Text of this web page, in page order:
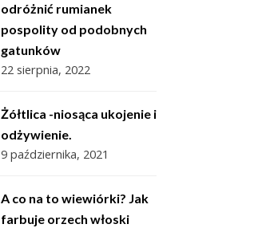
odróżnić rumianek
pospolity od podobnych
gatunków
22 sierpnia, 2022
Żółtlica -niosąca ukojenie i
odżywienie.
9 października, 2021
A co na to wiewiórki? Jak
farbuje orzech włoski